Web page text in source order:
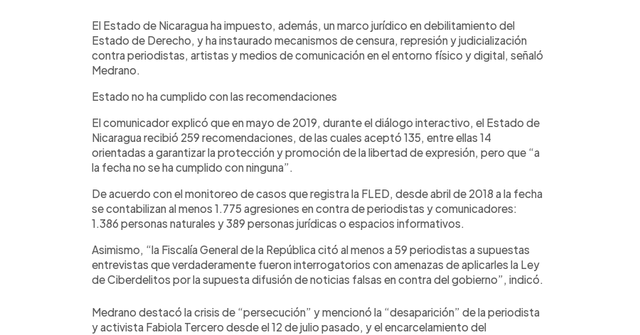
El Estado de Nicaragua ha impuesto, además, un marco jurídico en debilitamiento del
Estado de Derecho, y ha instaurado mecanismos de censura, represión y judicialización
contra periodistas, artistas y medios de comunicación en el entorno físico y digital, señaló
Medrano.
Estado no ha cumplido con las recomendaciones
El comunicador explicó que en mayo de 2019, durante el diálogo interactivo, el Estado de
Nicaragua recibió 259 recomendaciones, de las cuales aceptó 135, entre ellas 14
orientadas a garantizar la protección y promoción de la libertad de expresión, pero que “a
la fecha no se ha cumplido con ninguna”.
De acuerdo con el monitoreo de casos que registra la FLED, desde abril de 2018 a la fecha
se contabilizan al menos 1.775 agresiones en contra de periodistas y comunicadores:
1.386 personas naturales y 389 personas jurídicas o espacios informativos.
Asimismo, “la Fiscalía General de la República citó al menos a 59 periodistas a supuestas
entrevistas que verdaderamente fueron interrogatorios con amenazas de aplicarles la Ley
de Ciberdelitos por la supuesta difusión de noticias falsas en contra del gobierno”, indicó.
Medrano destacó la crisis de “persecución” y mencionó la “desaparición” de la periodista
y activista Fabiola Tercero desde el 12 de julio pasado, y el encarcelamiento del